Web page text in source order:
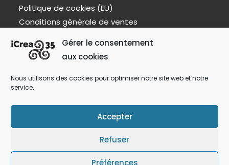
Gérer le consentement
aux cookies
Nous utilisons des cookies pour optimiser notre site web et notre
service.
Accepter
Refuser
Préférences
Politique de cookies (EU)
Conditions générale de ventes
Livraisons et retours
A propos
Qui sommes nous ?
Formulaire de contact